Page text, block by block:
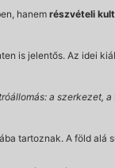
hanem részvételi
is jelentős. Az idei
a szerkezet,
tartoznak. A föld